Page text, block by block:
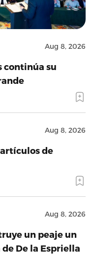
Aug 8, 2026
continúa su
Aug 8, 2026
de
Aug 8, 2026
un peaje un
De la Espriella